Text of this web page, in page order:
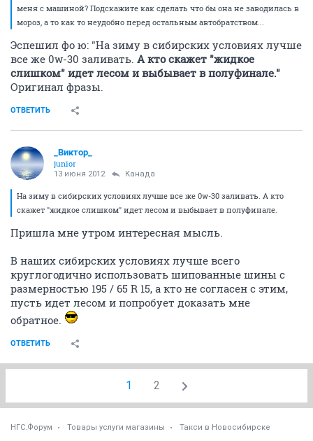
меня с машиной? Подскажите как сделать что бы она не заводилась в
мороз, а то как то неудобно перед остальным автобратством...
Эспешил фо ю: "На зиму в сибирских условиях лучше
все же 0w-30 заливать. А кто скажет "жидкое
слишком" идет лесом и выбывает в полуфинале."
Оригинал фразы.
ОТВЕТИТЬ
_Виктор_
juniоr
13 июня 2012 Канада
На зиму в сибирских условиях лучше все же 0w-30 заливать. А кто
скажет "жидкое слишком" идет лесом и выбывает в полуфинале.
Пришла мне утром интересная мысль.
В наших сибирских условиях лучше всего
круглогодично использовать шипованные шины с
размерностью 195 / 65 R 15, а кто не согласен с этим,
пусть идет лесом и попробует доказать мне
обратное.
ОТВЕТИТЬ
1 2
НГС.Форум Товары услуги магазины Такси в Новосибирске